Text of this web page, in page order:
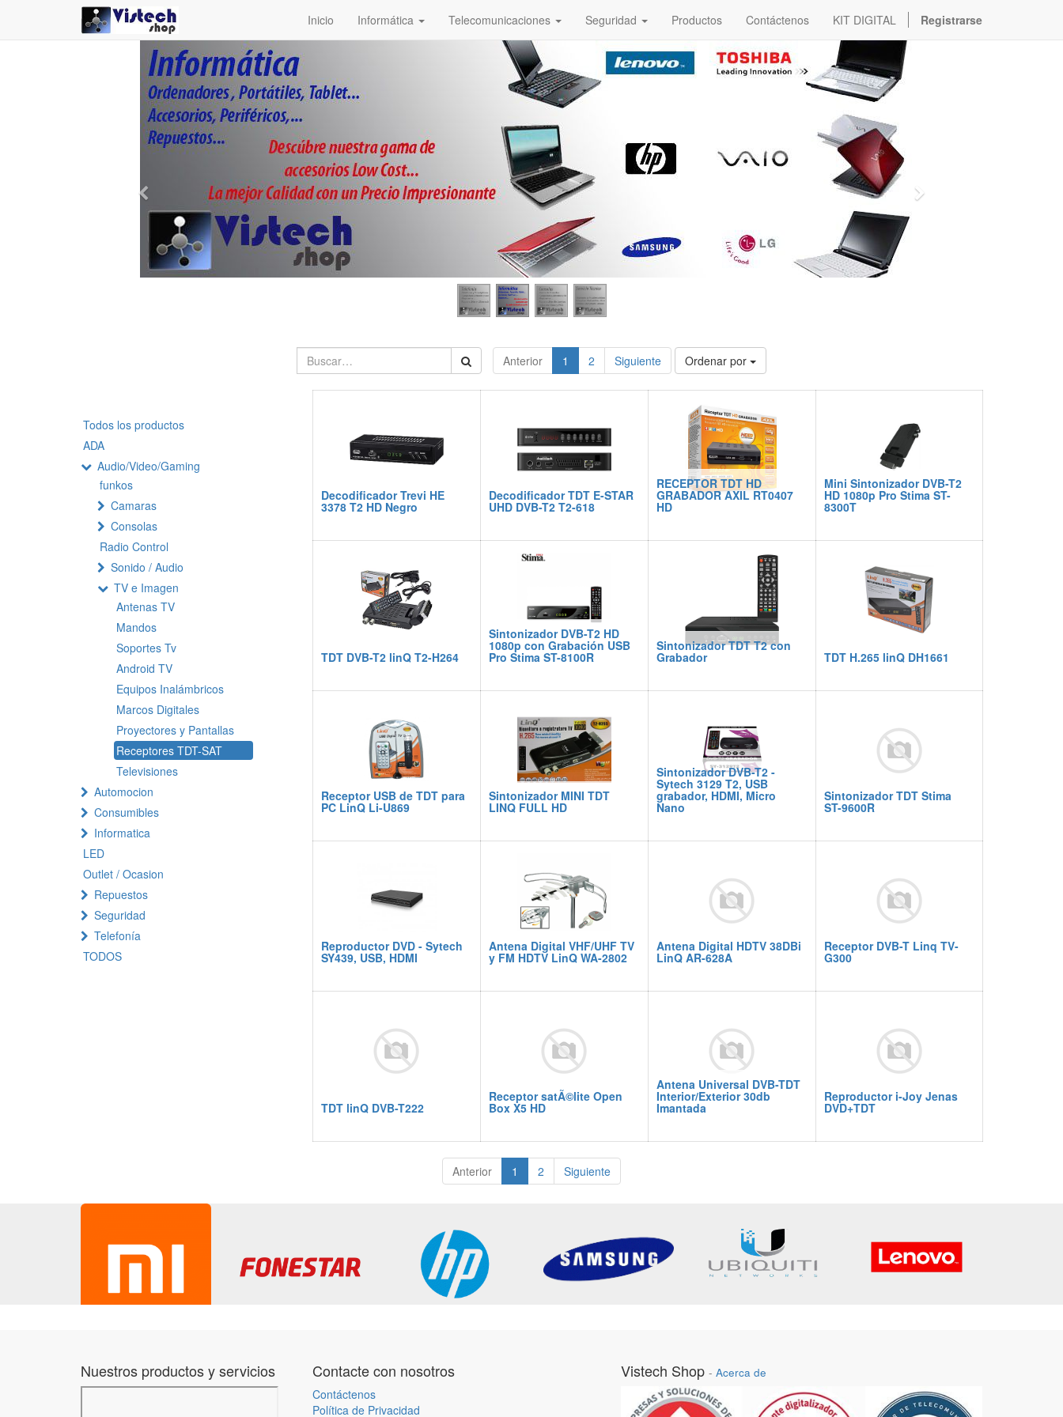
Inicio Informática Telecomunicaciones Seguridad Productos Contáctenos KIT DIGITAL Registrarse
Anterior 1 2 Siguiente Ordenar por
Todos los productos
ADA
Audio/Video/Gaming
funkos
Camaras
Consolas
Radio Control
Sonido / Audio
TV e Imagen
Antenas TV
Mandos
Soportes Tv
Android TV
Equipos Inalámbricos
Marcos Digitales
Proyectores y Pantallas
Receptores TDT-SAT
Televisiones
Automocion
Consumibles
Informatica
LED
Outlet / Ocasion
Repuestos
Seguridad
Telefonía
TODOS
Decodificador Trevi HE
3378 T2 HD Negro
Decodificador TDT E-STAR
UHD DVB-T2 T2-618
RECEPTOR TDT HD
GRABADOR AXIL RT0407
HD
Mini Sintonizador DVB-T2
HD 1080p Pro Stima ST-
8300T
TDT DVB-T2 linQ T2-H264
Sintonizador DVB-T2 HD
1080p con Grabación USB
Pro Stima ST-8100R
Sintonizador TDT T2 con
Grabador TDT H.265 linQ DH1661
Receptor USB de TDT para
PC LinQ Li-U869
Sintonizador MINI TDT
LINQ FULL HD
Sintonizador DVB-T2 -
Sytech 3129 T2, USB
grabador, HDMI, Micro
Nano
Sintonizador TDT Stima
ST-9600R
Reproductor DVD - Sytech
SY439, USB, HDMI
Antena Digital VHF/UHF TV
y FM HDTV LinQ WA-2802
Antena Digital HDTV 38DBi
LinQ AR-628A
Receptor DVB-T Linq TV-
G300
TDT linQ DVB-T222
Receptor satÃ©lite Open
Box X5 HD
Antena Universal DVB-TDT
Interior/Exterior 30db
Imantada
Reproductor i-Joy Jenas
DVD+TDT
Anterior 1 2 Siguiente
Nuestros productos y servicios Contacte con nosotros
Contáctenos
Política de Privacidad
Vistech Shop - Acerca de